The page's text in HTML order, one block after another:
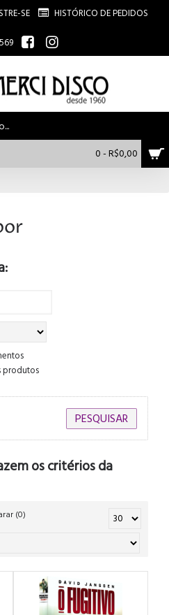
SE
HISTÓRICO DE PEDIDOS
0 - R$0,00
produtos
os critérios da
(0)